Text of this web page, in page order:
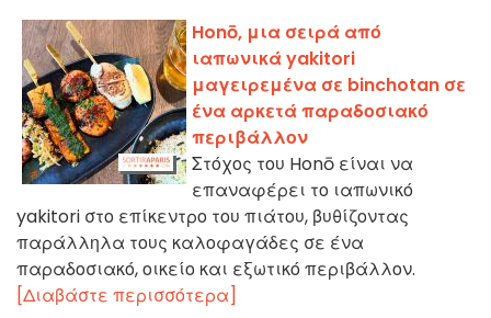
Honō, μια σειρά από
ιαπωνικά yakitori
μαγειρεμένα σε binchotan σε
ένα αρκετά παραδοσιακό
περιβάλλον
Στόχος του Honō είναι να
επαναφέρει το ιαπωνικό
yakitori στο επίκεντρο του πιάτου, βυθίζοντας
παράλληλα τους καλοφαγάδες σε ένα
παραδοσιακό, οικείο και εξωτικό περιβάλλον.
[Διαβάστε περισσότερα]